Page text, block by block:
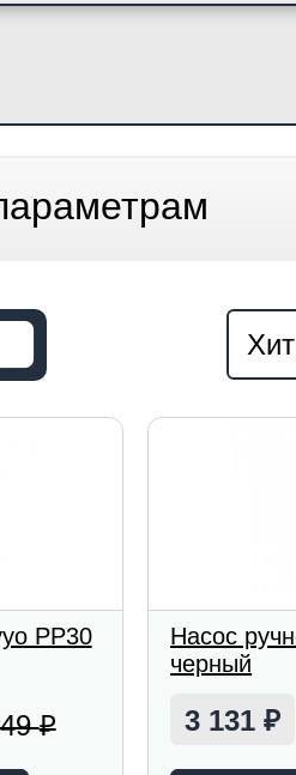
PP30
₽
Насос
черный
3 131₽